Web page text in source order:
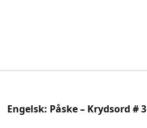
Engelsk: Påske – Krydsord # 3